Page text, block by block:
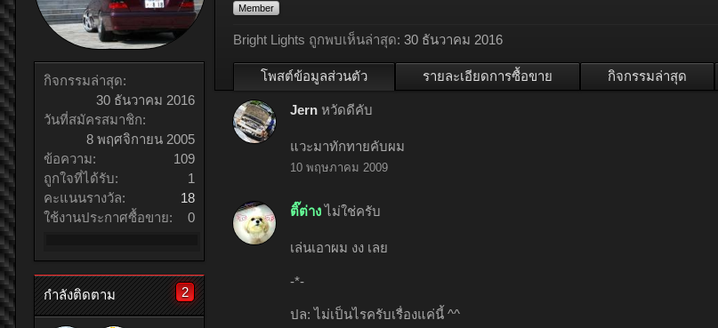
กิจกรรมล่าสุด:
30 ธันวาคม 2016
วันที่สมัครสมาชิก:
8 พฤศจิกายน 2005
ข้อความ:
109
ถูกใจที่ได้รับ:
1
คะแนนรางวัล:
18
ใช้งานประกาศซื้อขาย:
0
กำลังติดตาม 2
Member
Bright Lights ถูกพบเห็นล่าสุด: 30 ธันวาคม 2016
โพสต์ข้อมูลส่วนตัว รายละเอียดการซื้อขาย กิจกรรมล่าสุด
Jern หวัดดีคับ
แวะมาทักทายคับผม
10 พฤษภาคม 2009
ติ๊ต่าง ไม่ใช่ครับ
เล่นเอาผม งง เลย
-*-
ปล: ไม่เป็นไรครับเรื่องแค่นี้ ^^